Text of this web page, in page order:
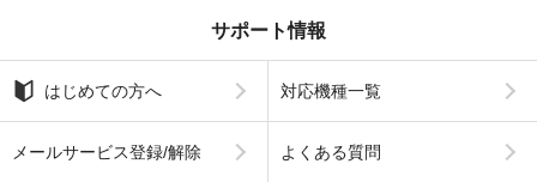
サポート情報
はじめての方へ 対応機種一覧
メールサービス登録/解除 よくある質問